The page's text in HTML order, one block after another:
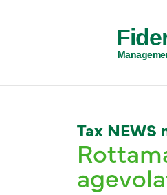
Tax